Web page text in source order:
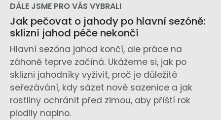
DÁLE JSME PRO VÁS VYBRALI
Jak pečovat o jahody po hlavní sezóně:
sklizní jahod péče nekončí
Hlavní sezóna jahod končí, ale práce na
záhoně teprve začíná. Ukážeme si, jak po
sklizni jahodníky vyživit, proč je důležité
seřezávání, kdy sázet nové sazenice a jak
rostliny ochránit před zimou, aby příští rok
plodily naplno.